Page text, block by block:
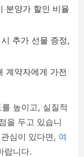
분양가 할인 비율
추가 선물 증정,
계약자에게 가전
높이고, 실질적
을 두고 있습니
심이 있다면, 여
랍니다.